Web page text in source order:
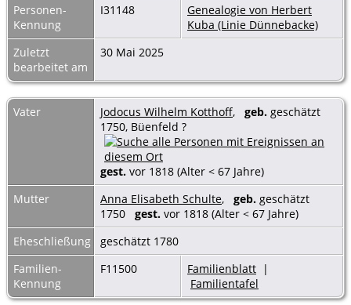
Personen-
Kennung
I31148
Genealogie von Herbert
Kuba (Linie Dünnebacke)
Zuletzt
bearbeitet am
30 Mai 2025
Vater Jodocus Wilhelm Kotthoff, geb. geschätzt
1750, Büenfeld ?
gest. vor 1818 (Alter < 67 Jahre)
Mutter
Anna Elisabeth Schulte, geb. geschätzt
1750 gest. vor 1818 (Alter < 67 Jahre)
Eheschließung
geschätzt 1780
Familien-
Kennung
F11500 Familienblatt |
Familientafel